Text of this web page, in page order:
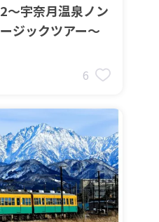
〜宇奈月温泉ノン
ジックツアー〜
6